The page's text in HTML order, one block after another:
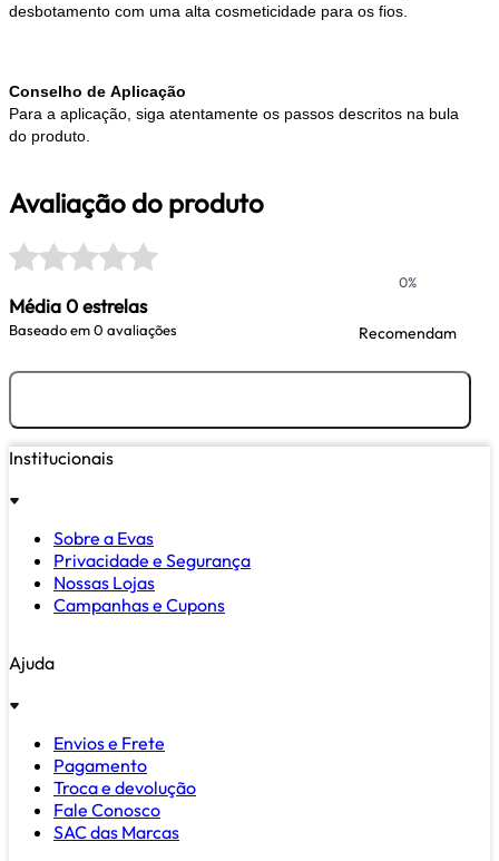
desbotamento com uma alta cosmeticidade para os fios.
Conselho de Aplicação
Para a aplicação, siga atentamente os passos descritos na bula
do produto.
Avaliação do produto
Média 0 estrelas
Baseado em0 avaliações
0%
Recomendam
Institucionais
Sobre a Evas
Privacidade e Segurança
Nossas Lojas
Campanhas e Cupons
Ajuda
Envios e Frete
Pagamento
Troca e devolução
Fale Conosco
SAC das Marcas